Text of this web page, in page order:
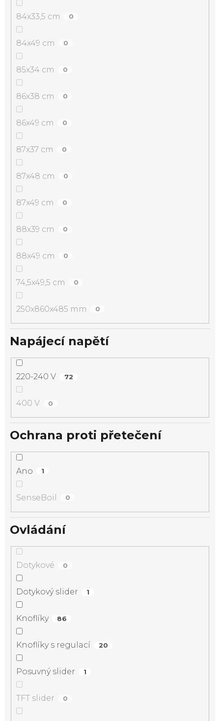
84x33,5 cm 0
84x49 cm 0
85x34 cm 0
86x38 cm 0
86x49 cm 0
87x37 cm 0
87x48 cm 0
87x49 cm 0
88x39 cm 0
88x49 cm 0
74,5x49,5 cm 0
250x860x485 mm 0
Napájecí napětí
220-240 V 72
400 V 0
Ochrana proti přetečení
Ano 1
SenseBoil 0
Ovládání
Dotykové 0
Dotykový slider 1
Knoflíky 86
Knoflíky s regulací 20
Posuvný slider 1
TFT slider 0